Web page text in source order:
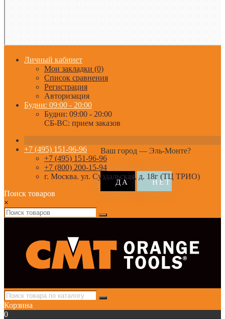
Личный кабинет
Мои закладки (0)
Список сравнения
Регистрация
Авторизация
Будни: 09:00 - 20:00
Будни: 09:00 - 20:00
СБ-ВС: прием заказов
Ваш город — Эль-Монте?
+7 (495) 151-96-96
+7 (495) 151-96-96
+7 (800) 200-15-94
г. Москва. ул. Суздальская, д. 18г (ТЦ ТРИО)
Поиск товаров
×
Корзина
0